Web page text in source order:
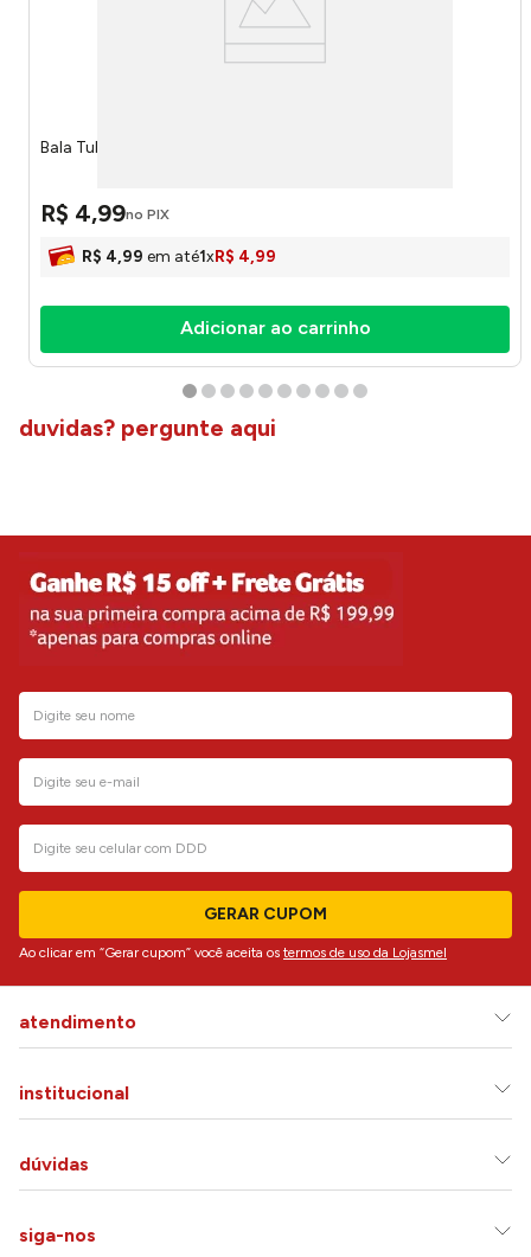
Bala Tubinho Uva 70g 1435 - Riclan
R$ 4,99no PIX
R$ 4,99 em até1xR$ 4,99
Adicionar ao carrinho
duvidas? pergunte aqui
GERAR CUPOM
Ao clicar em “Gerar cupom” você aceita os termos de uso da Lojasmel
atendimento
institucional
dúvidas
siga-nos